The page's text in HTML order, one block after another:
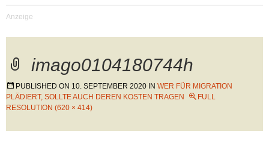
imago0104180744h
PUBLISHED ON 10. SEPTEMBER 2020 IN WER FÜR MIGRATION
PLÄDIERT, SOLLTE AUCH DEREN KOSTEN TRAGEN
FULL
RESOLUTION (620 × 414)